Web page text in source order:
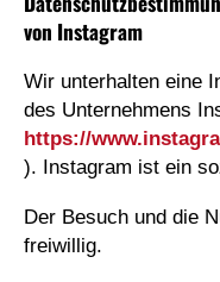
von Instagram
Wir unterhalten eine
des Unternehmens
https://
). Instagram ist ein
Der Besuch und die
freiwillig.